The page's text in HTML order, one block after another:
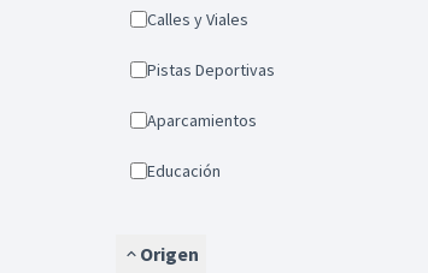
Calles y Viales
Pistas Deportivas
Aparcamientos
Educación
Origen